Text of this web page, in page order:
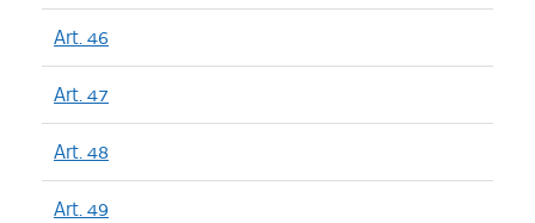
Art. 46
Art. 47
Art. 48
Art. 49